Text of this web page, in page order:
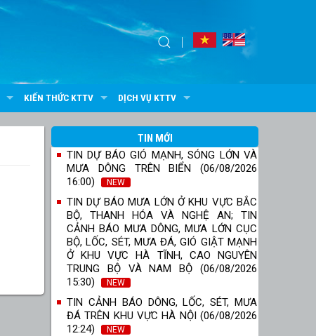
KIẾN THỨC KTTV DỊCH VỤ KTTV
TIN MỚI
TIN DỰ BÁO GIÓ MẠNH, SÓNG LỚN VÀ
MƯA DÔNG TRÊN BIỂN (06/08/2026
16:00)
NEW
TIN DỰ BÁO MƯA LỚN Ở KHU VỰC BẮC
BỘ, THANH HÓA VÀ NGHỆ AN; TIN
CẢNH BÁO MƯA DÔNG, MƯA LỚN CỤC
BỘ, LỐC, SÉT, MƯA ĐÁ, GIÓ GIẬT MẠNH
Ở KHU VỰC HÀ TĨNH, CAO NGUYÊN
TRUNG BỘ VÀ NAM BỘ (06/08/2026
15:30)
NEW
TIN CẢNH BÁO DÔNG, LỐC, SÉT, MƯA
ĐÁ TRÊN KHU VỰC HÀ NỘI (06/08/2026
12:24)
NEW